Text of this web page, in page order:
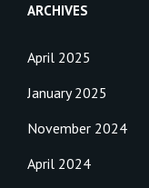
ARCHIVES
April 2025
January 2025
November 2024
April 2024